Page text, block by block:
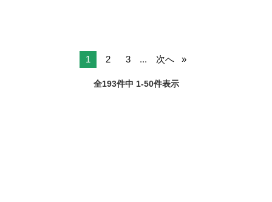
1 2 3 ... 次へ
全193件中 1-50件表示